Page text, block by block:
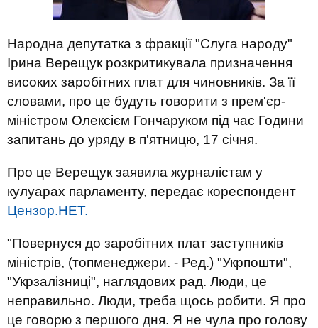
Народна депутатка з фракції "Слуга народу"
Ірина Верещук розкритикувала призначення
високих заробітних плат для чиновників. За її
словами, про це будуть говорити з прем'єр-
міністром Олексієм Гончаруком під час Години
запитань до уряду в п'ятницю, 17 січня.
Про це Верещук заявила журналістам у
кулуарах парламенту, передає кореспондент
Цензор.НЕТ.
"Повернуся до заробітних плат заступників
міністрів, (топменеджери. - Ред.) "Укрпошти",
"Укрзалізниці", наглядових рад. Люди, це
неправильно. Люди, треба щось робити. Я про
це говорю з першого дня. Я не чула про голову